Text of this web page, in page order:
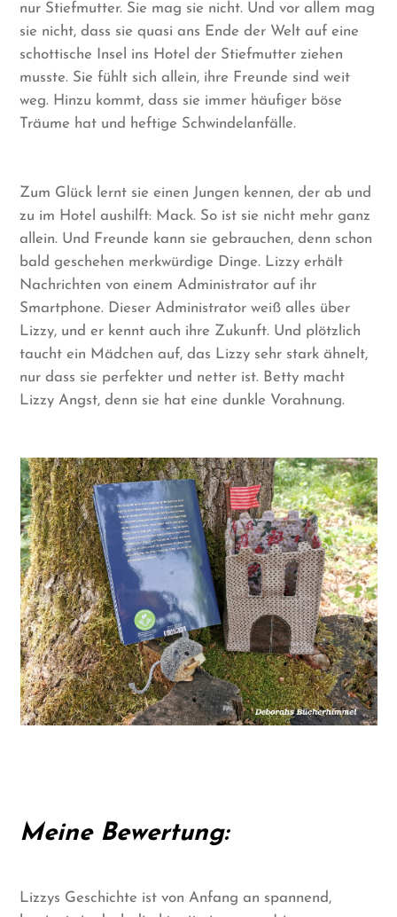
nur Stiefmutter. Sie mag sie nicht. Und vor allem mag
sie nicht, dass sie quasi ans Ende der Welt auf eine
schottische Insel ins Hotel der Stiefmutter ziehen
musste. Sie fühlt sich allein, ihre Freunde sind weit
weg. Hinzu kommt, dass sie immer häufiger böse
Träume hat und heftige Schwindelanfälle.
Zum Glück lernt sie einen Jungen kennen, der ab und
zu im Hotel aushilft: Mack. So ist sie nicht mehr ganz
allein. Und Freunde kann sie gebrauchen, denn schon
bald geschehen merkwürdige Dinge. Lizzy erhält
Nachrichten von einem Administrator auf ihr
Smartphone. Dieser Administrator weiß alles über
Lizzy, und er kennt auch ihre Zukunft. Und plötzlich
taucht ein Mädchen auf, das Lizzy sehr stark ähnelt,
nur dass sie perfekter und netter ist. Betty macht
Lizzy Angst, denn sie hat eine dunkle Vorahnung.
Meine Bewertung:
Lizzys Geschichte ist von Anfang an spannend,